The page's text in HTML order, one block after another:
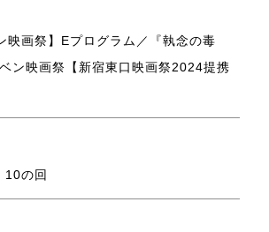
映画祭】Eプログラム／『執念の毒
ン映画祭【新宿東口映画祭2024提携
の回